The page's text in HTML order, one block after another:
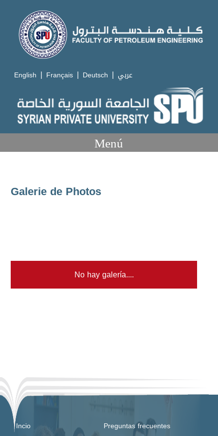
English | Français | Deutsch | عربي
Menú
Galerie de Photos
No hay galería....
Incio
Preguntas frecuentes